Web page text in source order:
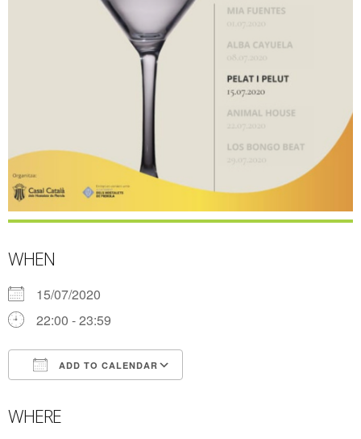
WHEN
15/07/2020
22:00 - 23:59
ADD TO CALENDAR
WHERE